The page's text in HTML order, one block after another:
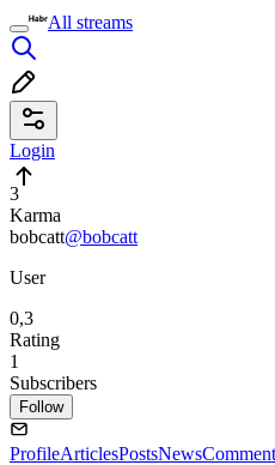
All streams
Login
3
Karma
bobcatt@bobcatt
User
0,3
Rating
1
Subscribers
Follow
ProfileArticlesPostsNews